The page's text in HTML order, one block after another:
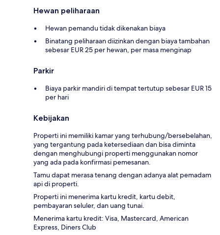
Hewan peliharaan
Hewan pemandu tidak dikenakan biaya
Binatang peliharaan diizinkan dengan biaya tambahan
sebesar EUR 25 per hewan, per masa menginap
Parkir
Biaya parkir mandiri di tempat tertutup sebesar EUR 15
per hari
Kebijakan
Properti ini memiliki kamar yang terhubung/bersebelahan,
yang tergantung pada ketersediaan dan bisa diminta
dengan menghubungi properti menggunakan nomor
yang ada pada konfirmasi pemesanan.
Tamu dapat merasa tenang dengan adanya alat pemadam
api di properti.
Properti ini menerima kartu kredit, kartu debit,
pembayaran seluler, dan uang tunai.
Menerima kartu kredit: Visa, Mastercard, American
Express, Diners Club